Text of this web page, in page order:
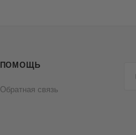
ПОМОЩЬ
Обратная связь